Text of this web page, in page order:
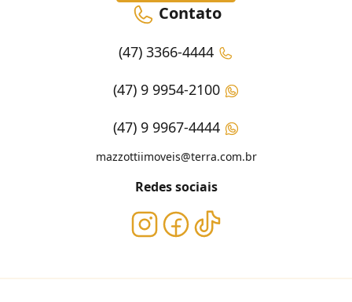
Contato
(47) 3366-4444
(47) 9 9954-2100
(47) 9 9967-4444
mazzottiimoveis@terra.com.br
Redes sociais